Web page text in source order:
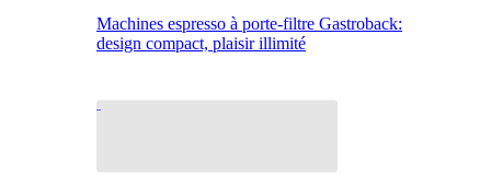
Machines espresso à porte-filtre Gastroback:
design compact, plaisir illimité